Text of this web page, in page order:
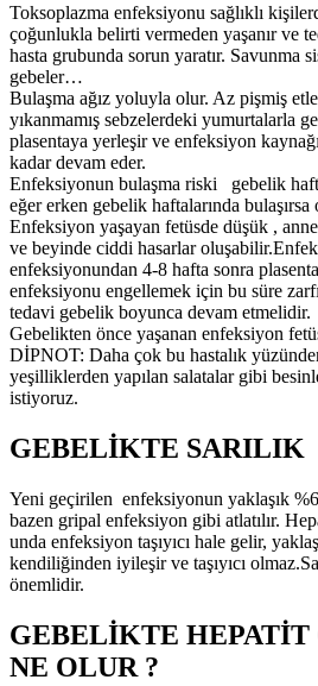
Toksoplazma enfeksiyonu sağlıklı
çoğunlukla belirti vermeden yaşanır ve
hasta grubunda sorun yaratır. Savunma
gebeler…
Bulaşma ağız yoluyla olur. Az pişmiş
yıkanmamış sebzelerdeki yumurtalarla
plasentaya yerleşir ve enfeksiyon
kadar devam eder.
Enfeksiyonun bulaşma riski gebelik
eğer erken gebelik haftalarında
Enfeksiyon yaşayan fetüsde düşük ,
ve beyinde ciddi hasarlar
enfeksiyonundan 4-8 hafta sonra
enfeksiyonu engellemek için bu süre
tedavi gebelik boyunca devam etmelidir.
Gebelikten önce yaşanan enfeksiyon
DİPNOT: Daha çok bu hastalık
yeşilliklerden yapılan salatalar gibi
istiyoruz.
GEBELİKTE SARILIK
Yeni geçirilen enfeksiyonun yaklaşık
bazen gripal enfeksiyon gibi atlatılır.
unda enfeksiyon taşıyıcı hale gelir,
kendiliğinden iyileşir ve taşıyıcı
önemlidir.
GEBELİKTE HEPATİT
NE OLUR ?